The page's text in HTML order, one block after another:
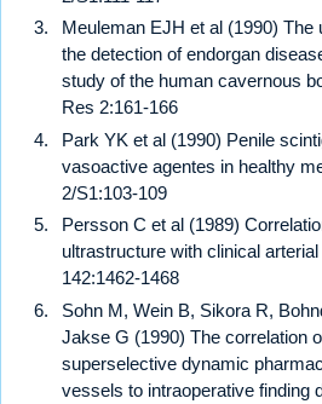
Meuleman EJH et al (1990) The
the detection of endorgan
study of the human cavernous
Res 2:161-166
Park YK et al (1990) Penile
vasoactive agentes in healthy
2/S1:103-109
Persson C et al (1989)
ultrastructure with clinical
142:1462-1468
Sohn M, Wein B, Sikora R,
Jakse G (1990) The correlation
superselective dynamic
vessels to intraoperative finding